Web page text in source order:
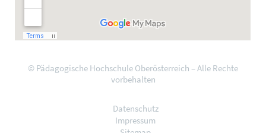
© Pädagogische Hochschule Oberösterreich – Alle Rechte
vorbehalten
Datenschutz
Impressum